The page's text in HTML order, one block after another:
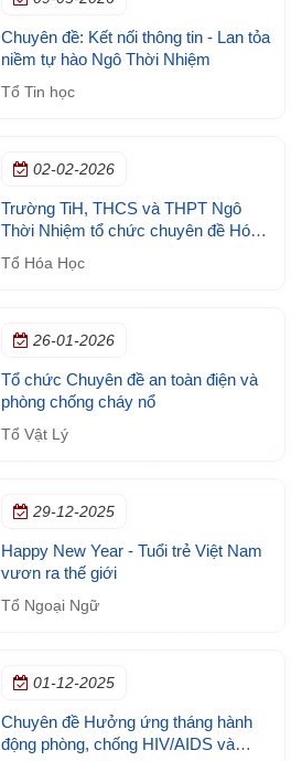
thành phố.
Chuyên đề: Kết nối thông tin - Lan tỏa
niềm tự hào Ngô Thời Nhiệm
Tổ Tin học
02-02-2026
Trường TiH, THCS và THPT Ngô
Thời Nhiệm tổ chức chuyên đề Hóa
học trong đời sống
Tổ Hóa Học
26-01-2026
Tổ chức Chuyên đề an toàn điện và
phòng chống cháy nổ
Tổ Vật Lý
29-12-2025
Happy New Year - Tuổi trẻ Việt Nam
vươn ra thế giới
Tổ Ngoại Ngữ
01-12-2025
Chuyên đề Hưởng ứng tháng hành
động phòng, chống HIV/AIDS và